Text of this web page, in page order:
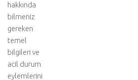
hakkında
bilmeniz
gereken
temel
bilgileri ve
acil durum
eylemlerini